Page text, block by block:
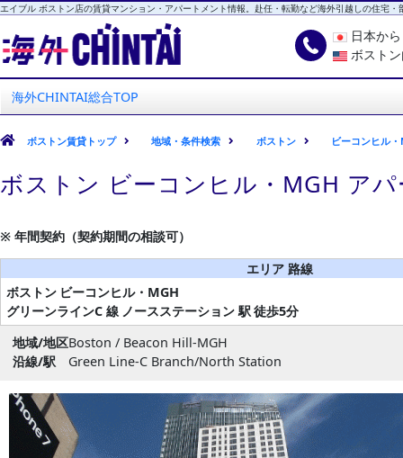
エイブル ボストン店の賃貸マンション・アパートメント情報。赴任・転勤など海外引越しの住宅・
海外CHINTAI
エイブル ボストン店
日本か
ボスト
海外CHINTAI総合TOP
ボストン賃貸トップ 地域・条件検索 ボストン ビーコンヒル
ボストン ビーコンヒル・MGH ア
※ 年間契約（契約期間の相談可）
エリア 路線
ボストン ビーコンヒル・MGH
グリーンラインC 線 ノースステーション 駅徒歩5分
地域/地区Boston / Beacon Hill-MGH
沿線/駅
Green Line-C Branch/North Station